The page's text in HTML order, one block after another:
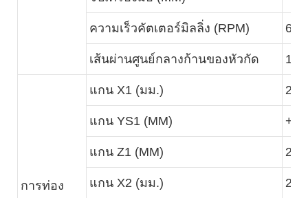
ความเร็วคัตเตอร์มิลลิ่ง (RPM)
เส้นผ่านศูนย์กลางก้านของหัวกัด 1-
การท่อง
แกน X1 (มม.) 225
แกน YS1 (MM) +-
แกน Z1 (MM) 265
แกน X2 (มม.) 225